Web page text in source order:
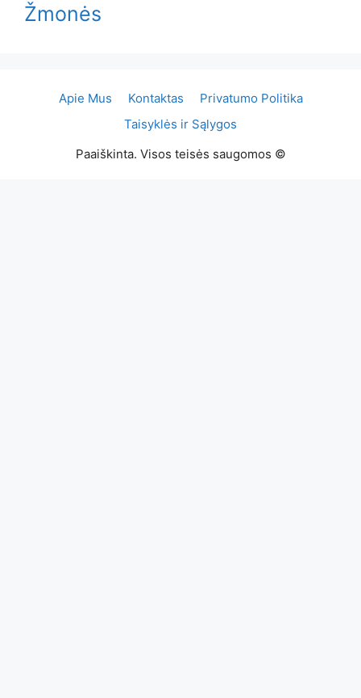
Žmonės
Apie Mus Kontaktas
Privatumo Politika
Taisyklės ir Sąlygos
Paaiškinta. Visos teisės saugomos ©